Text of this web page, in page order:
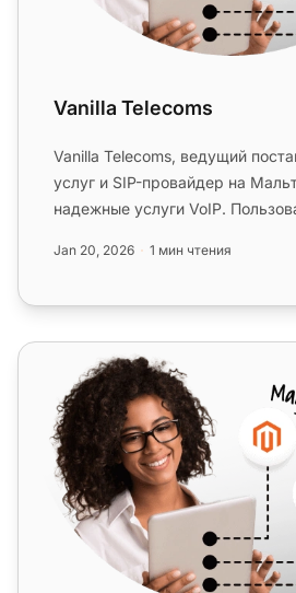
Vanilla Telecoms
Vanilla Telecoms, ведущий
услуг и SIP-провайдер на
надежные услуги VoIP.
Jan 20, 2026 1 мин чтения
Flowroute